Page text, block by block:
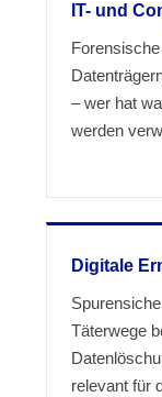
IT- und
– wer hat
werden
Digitale
Täterwege
relevant für